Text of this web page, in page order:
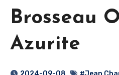
Brosseau
Azurite